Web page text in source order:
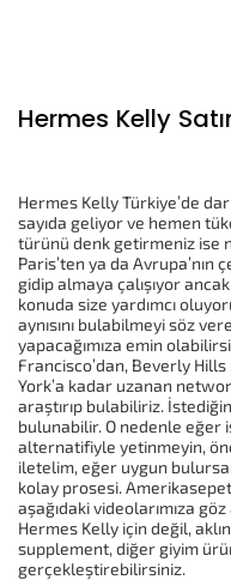
Hermes Kelly
Hermes Kelly Türkiye’de
sayıda geliyor ve hemen
türünü denk getirmeniz ise
Paris’ten ya da
gidip almaya çalışıyor
konuda size yardımcı
aynısını bulabilmeyi söz
yapacağımıza emin
Francisco’dan, Beverly Hills
York’a kadar uzanan
araştırıp bulabiliriz.
bulunabilir. O nedenle eğer
alternatifiyle yetinmeyin,
iletelim, eğer uygun
kolay prosesi.
aşağıdaki videolarımıza
Hermes Kelly için değil,
supplement, diğer giyim
gerçekleştirebilirsiniz.